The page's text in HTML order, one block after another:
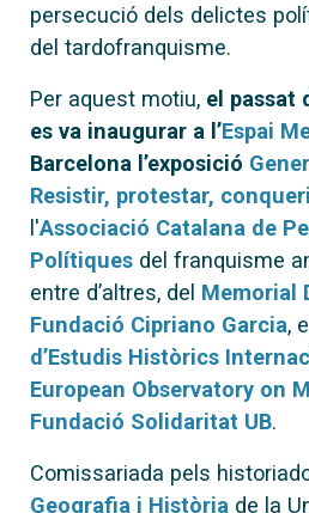
persecució dels delictes
del tardofranquisme.
Per aquest motiu, el passat
es va inaugurar a l’Espai
Barcelona l’exposició
Resistir, protestar,
l'Associació Catalana de
Polítiques del franquisme
entre d’altres, del Memorial
Fundació Cipriano Garcia,
d’Estudis Històrics
European Observatory on
Fundació Solidaritat UB.
Comissariada pels
Geografia i Història de la